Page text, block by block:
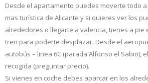
Desde el apartamento puedes moverte todo
mas turística de Alicante y si quieres ver los
alrededores o llegarte a valencia, tienes a pie
tren para poderte desplazar. Desde el
autobús – linea 6C (parada Alfonso el Sabio),
recogida (preguntar precio).
Si vienes en coche debes aparcar en los